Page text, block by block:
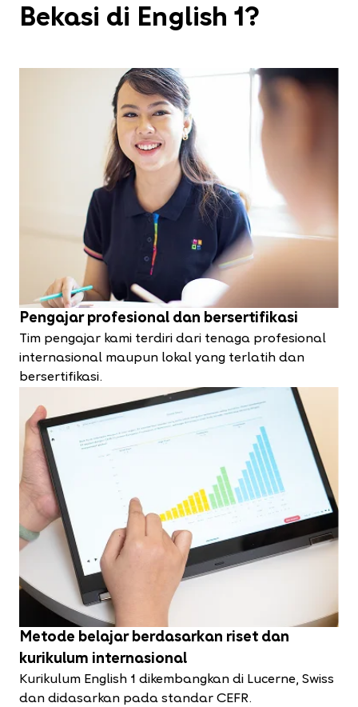
Bekasi di English 1?
Pengajar profesional dan bersertifikasi
Tim pengajar kami terdiri dari tenaga profesional
internasional maupun lokal yang terlatih dan
bersertifikasi.
Metode belajar berdasarkan riset dan
kurikulum internasional
Kurikulum English 1 dikembangkan di Lucerne, Swiss
dan didasarkan pada standar CEFR.